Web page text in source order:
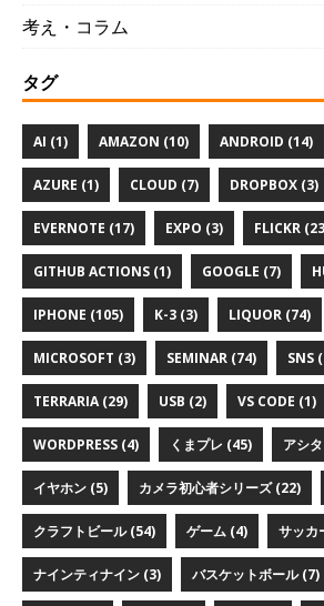
考え・コラム
タグ
AI (1) AMAZON (10) ANDROID (14)
AZURE (1) CLOUD (7) DROPBOX (3)
EVERNOTE (17) EXPO (3) FLICKR
GITHUB ACTIONS (1) GOOGLE (7)
IPHONE (105) K-3 (3) LIQUOR (74)
MICROSOFT (3) SEMINAR (74) SNS
TERRARIA (29) USB (2) VS CODE (1)
WORDPRESS (4) くまプレ (45) アシ
イヤホン (5) カメラ初心者シリーズ (22)
クラフトビール (54) ゲーム (4) サッカ
ナインティナイン (3) バスケットボール (7)